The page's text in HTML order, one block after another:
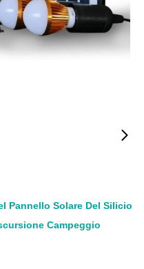
Pannello Solare Del Silicio
Campeggio